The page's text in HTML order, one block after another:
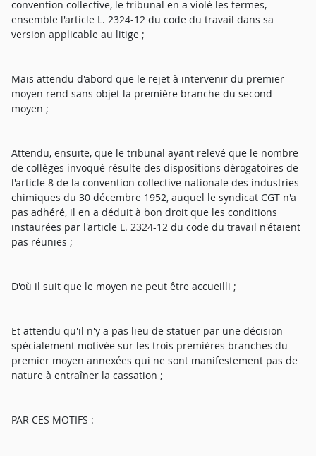
convention collective, le tribunal en a violé les termes,
ensemble l'article L. 2324-12 du code du travail dans sa
version applicable au litige ;
Mais attendu d'abord que le rejet à intervenir du premier
moyen rend sans objet la première branche du second
moyen ;
Attendu, ensuite, que le tribunal ayant relevé que le nombre
de collèges invoqué résulte des dispositions dérogatoires de
l'article 8 de la convention collective nationale des industries
chimiques du 30 décembre 1952, auquel le syndicat CGT n'a
pas adhéré, il en a déduit à bon droit que les conditions
instaurées par l'article L. 2324-12 du code du travail n'étaient
pas réunies ;
D'où il suit que le moyen ne peut être accueilli ;
Et attendu qu'il n'y a pas lieu de statuer par une décision
spécialement motivée sur les trois premières branches du
premier moyen annexées qui ne sont manifestement pas de
nature à entraîner la cassation ;
PAR CES MOTIFS :